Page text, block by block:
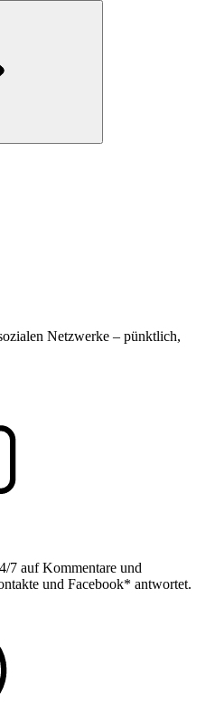
Netzwerke – pünktlich,
7 auf Kommentare und
und Facebook* antwortet.